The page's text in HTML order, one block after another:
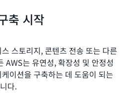
축 시작
스토리지, 콘텐츠 전송 또는 다른
AWS는 유연성, 확장성 및 안정성
이션을 구축하는 데 도움이 되는
다.